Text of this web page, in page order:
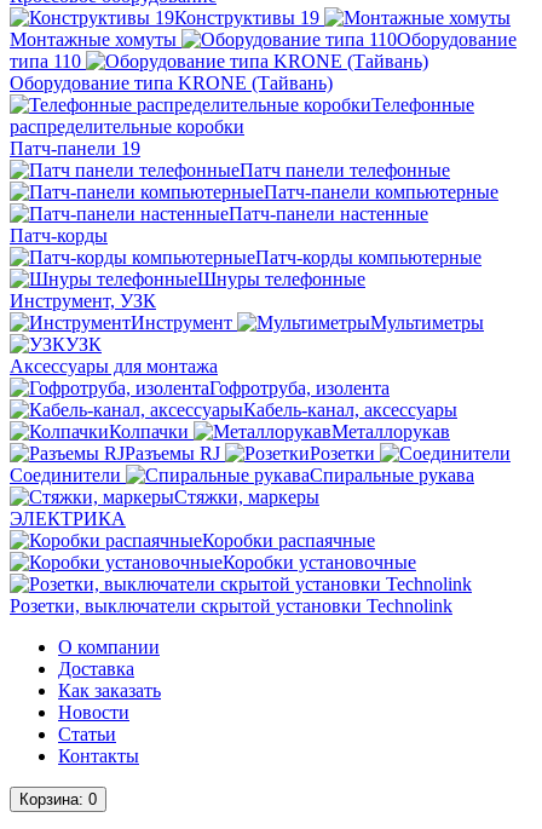
Конструктивы 19
Монтажные хомуты
Оборудование
типа 110
Оборудование типа KRONE (Тайвань)
Телефонные
распределительные коробки
Патч-панели 19
Патч панели телефонные
Патч-панели компьютерные
Патч-панели настенные
Патч-корды
Патч-корды компьютерные
Шнуры телефонные
Инструмент, УЗК
Инструмент
Мультиметры
УЗК
Аксессуары для монтажа
Гофротруба, изолента
Кабель-канал, аксессуары
Колпачки
Металлорукав
Разъемы RJ
Розетки
Соединители
Спиральные рукава
Стяжки, маркеры
ЭЛЕКТРИКА
Коробки распаячные
Коробки установочные
Розетки, выключатели скрытой установки Technolink
О компании
Доставка
Как заказать
Новости
Статьи
Контакты
Корзина: 0